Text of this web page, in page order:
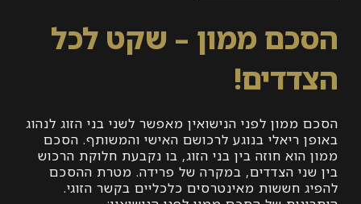
ממון – שקט לכל
לפני הנישואין מאפשר לשני בני הזוג לנהוג
ריאלי בנוגע לרכושם האישי והמשותף. הסכם
חוזה בין בני הזוג, בו נקבעת חלוקת הרכוש
הצדדים, במקרה של פרידה. מטרת ההסכם
חששות מאינטרסים כלכליים בקשר הזוגי.